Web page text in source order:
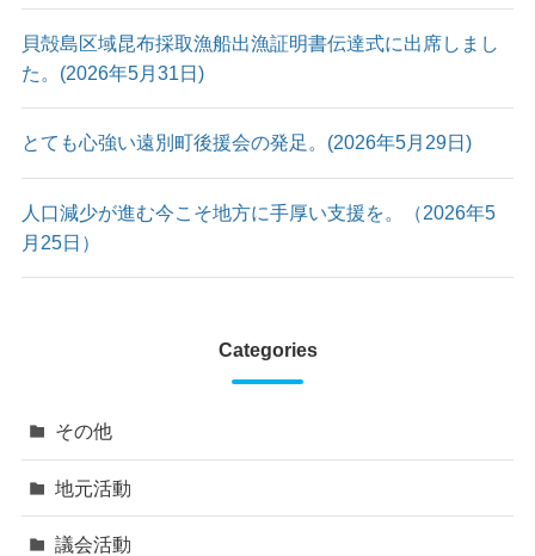
貝殻島区域昆布採取漁船出漁証明書伝達式に出席しまし
た。(2026年5月31日)
とても心強い遠別町後援会の発足。(2026年5月29日)
人口減少が進む今こそ地方に手厚い支援を。（2026年5
月25日）
Categories
その他
地元活動
議会活動